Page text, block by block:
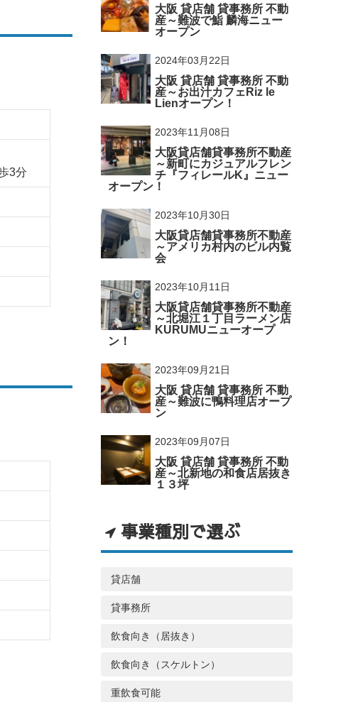
3分
大阪 貸店舗 貸事務所 不動
産～難波で鮨 麟海ニュー
オープン
2024年03月22日
大阪 貸店舗 貸事務所 不動
産～お出汁カフェRiz le
Lienオープン！
2023年11月08日
大阪貸店舗貸事務所不動産
～新町にカジュアルフレン
チ『フィレールK』ニュー
オープン！
2023年10月30日
大阪貸店舗貸事務所不動産
～アメリカ村内のビル内覧
会
2023年10月11日
大阪貸店舗貸事務所不動産
～北堀江１丁目ラーメン店
KURUMUニューオープ
ン！
2023年09月21日
大阪 貸店舗 貸事務所 不動
産～難波に鴨料理店オープ
ン
2023年09月07日
大阪 貸店舗 貸事務所 不動
産～北新地の和食店居抜き
１３坪
事業種別で選ぶ
貸店舗
貸事務所
飲食向き（居抜き）
飲食向き（スケルトン）
重飲食可能